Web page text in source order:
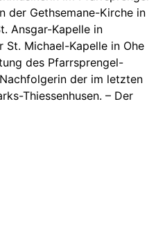
der Gethsemane-Kirche in
Ansgar-Kapelle in
Michael-Kapelle in Ohe
des Pfarrsprengel-
der im letzten
Thiessenhusen. – Der